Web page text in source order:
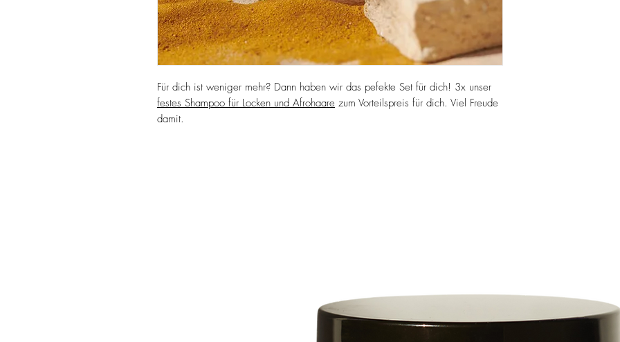
Für dich ist weniger mehr? Dann haben wir das pefekte Set für dich! 3x unser
festes Shampoo für Locken und Afrohaare zum Vorteilspreis für dich. Viel Freude
damit.